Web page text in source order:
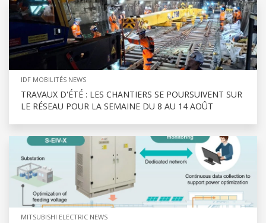
IDF MOBILITÉS NEWS
TRAVAUX D'ÉTÉ : LES CHANTIERS SE POURSUIVENT SUR
LE RÉSEAU POUR LA SEMAINE DU 8 AU 14 AOÛT
MITSUBISHI ELECTRIC NEWS